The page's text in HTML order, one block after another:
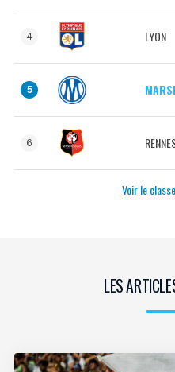
4 LYON
5
6
Voir le
LES